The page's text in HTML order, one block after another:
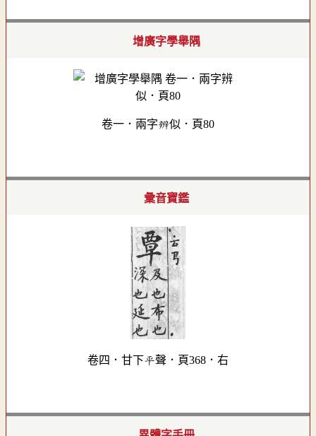
增廣字學舉隅
卷一．兩字辨似．頁80
彙音寶鑑
卷四．甘下平聲．頁368．右